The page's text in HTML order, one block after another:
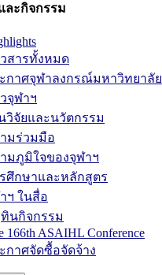
ละกิจกรรม
สารทั้งหมด
กาศจุฬาลงกรณ์มหาวิทยาลัย
จุฬาฯ
วิจัยและนวัตกรรม
มร่วมมือ
มภูมิใจของจุฬาฯ
ศึกษาและหลักสูตร
ฯ ในสื่อ
นกิจกรรม
166th ASAIHL Conference
กาศจัดซื้อจัดจ้าง